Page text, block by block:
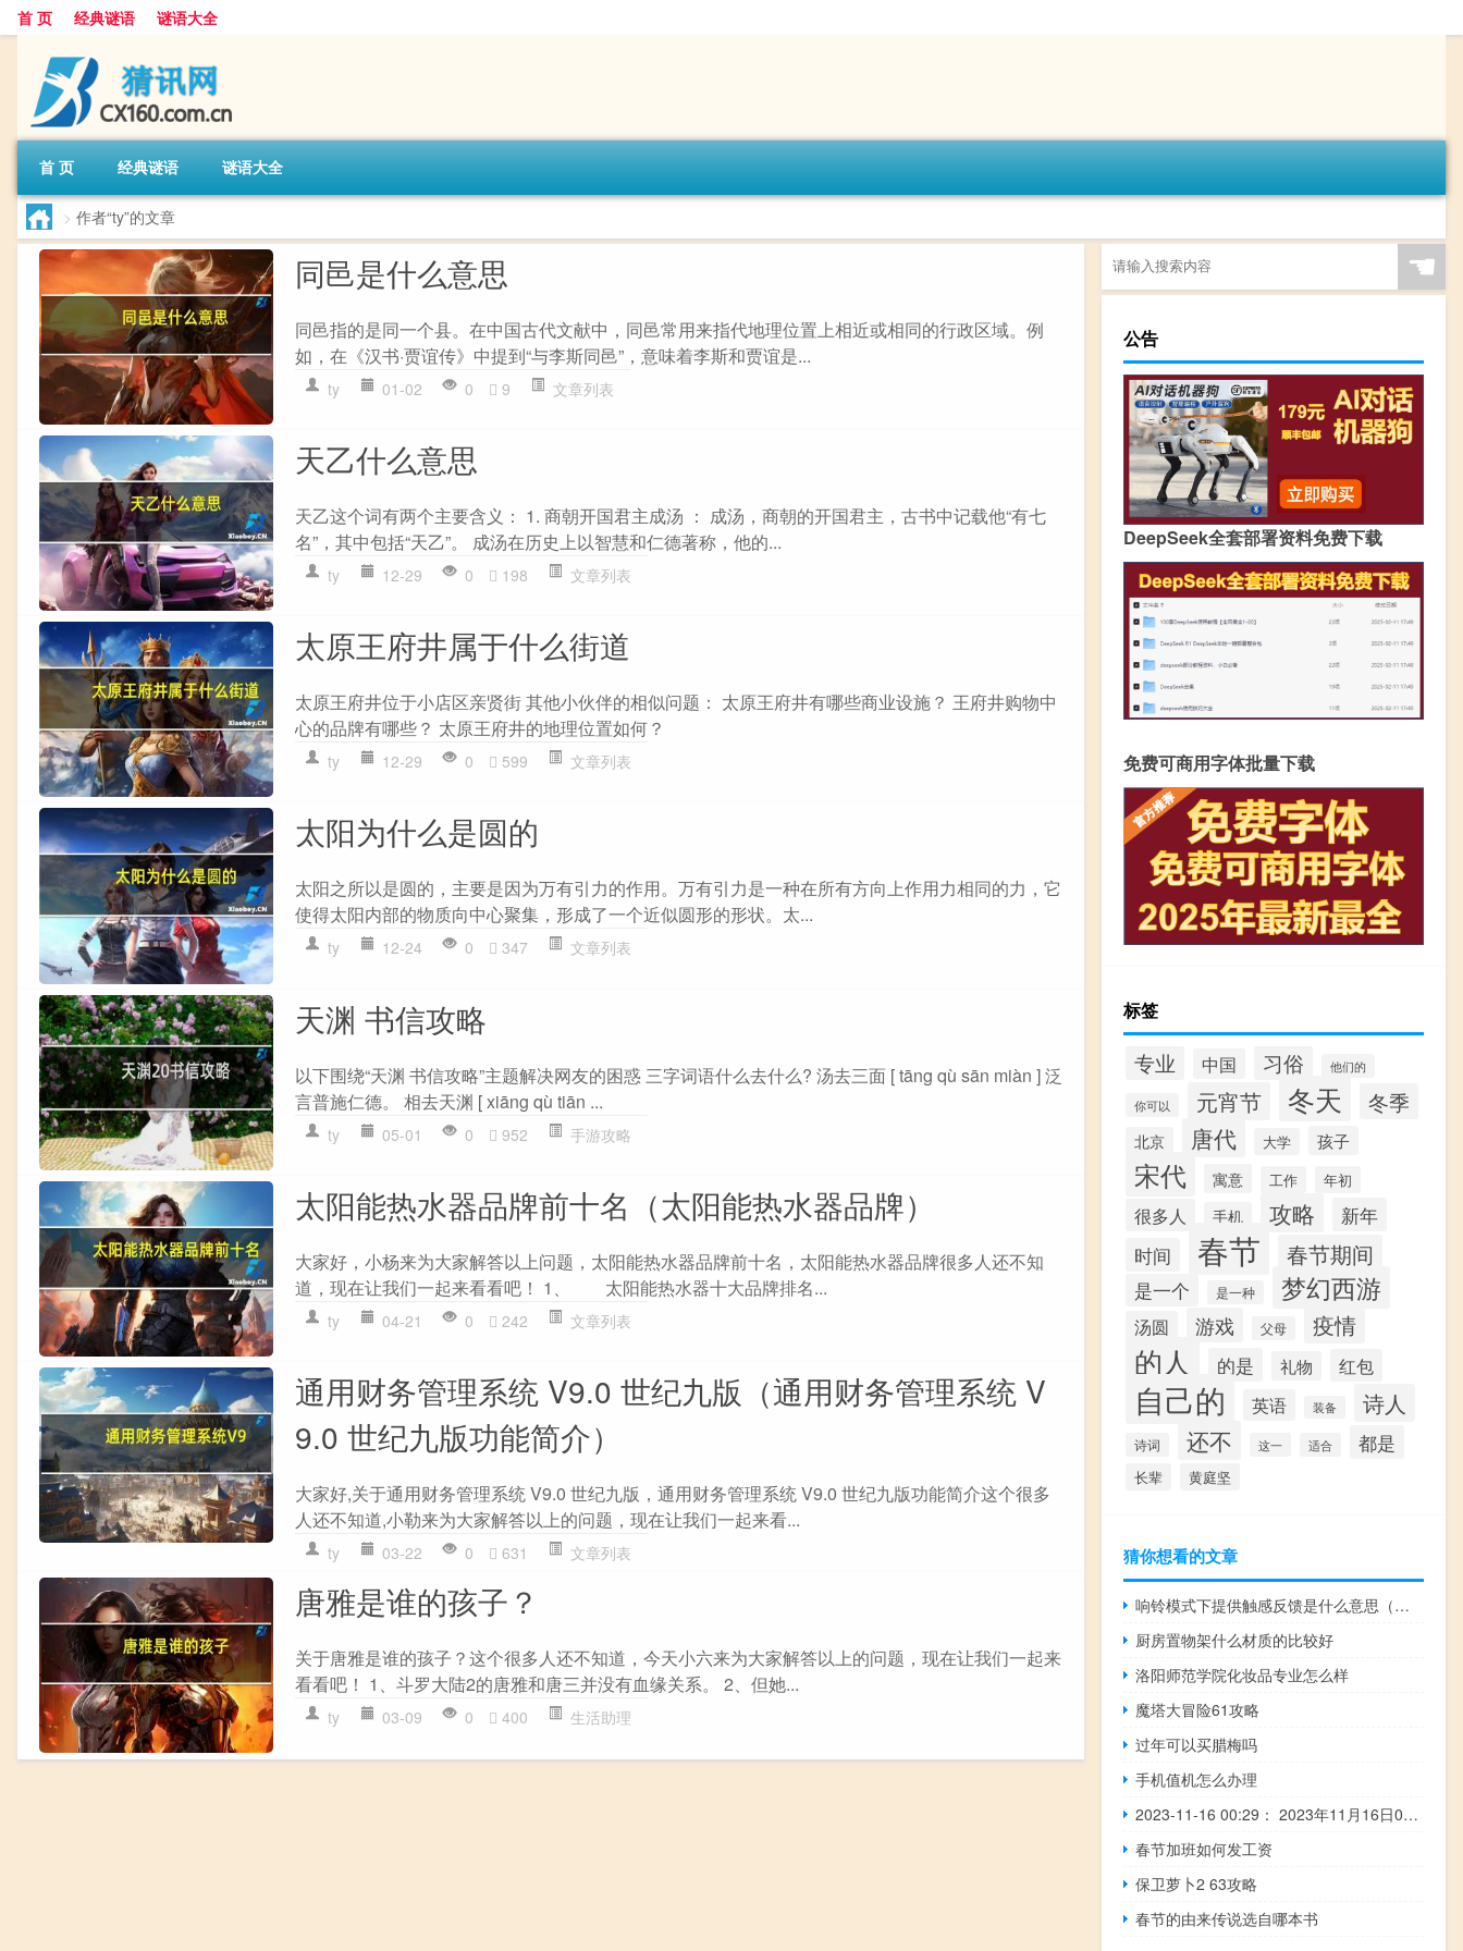
首 页 经典谜语 谜语大全
首 页 经典谜语 谜语大全
> 作者“ty”的文章
同邑是什么意思
同邑指的是同一个县。在中国古代文献中，同邑常用来指代地理位置上相近或相同的行政区域。例
如，在《汉书·贾谊传》中提到“与李斯同邑”，意味着李斯和贾谊是...
ty 01-02 0 9 文章列表
天乙什么意思
天乙这个词有两个主要含义： 1. 商朝开国君主成汤 ： 成汤，商朝的开国君主，古书中记载他“有七
名”，其中包括“天乙”。 成汤在历史上以智慧和仁德著称，他的...
ty 12-29 0 198 文章列表
太原王府井属于什么街道
太原王府井位于小店区亲贤街 其他小伙伴的相似问题： 太原王府井有哪些商业设施？ 王府井购物中
心的品牌有哪些？ 太原王府井的地理位置如何？
ty 12-29 0 599 文章列表
太阳为什么是圆的
太阳之所以是圆的，主要是因为万有引力的作用。万有引力是一种在所有方向上作用力相同的力，它
使得太阳内部的物质向中心聚集，形成了一个近似圆形的形状。太...
ty 12-24 0 347 文章列表
天渊 书信攻略
以下围绕“天渊 书信攻略”主题解决网友的困惑 三字词语什么去什么? 汤去三面 [ tāng qù sān miàn ] 泛
言普施仁德。 相去天渊 [ xiāng qù tiān ...
ty 05-01 0 952 手游攻略
太阳能热水器品牌前十名（太阳能热水器品牌）
大家好，小杨来为大家解答以上问题，太阳能热水器品牌前十名，太阳能热水器品牌很多人还不知
道，现在让我们一起来看看吧！ 1、 太阳能热水器十大品牌排名...
ty 04-21 0 242 文章列表
通用财务管理系统 V9.0 世纪九版（通用财务管理系统 V
9.0 世纪九版功能简介）
大家好,关于通用财务管理系统 V9.0 世纪九版，通用财务管理系统 V9.0 世纪九版功能简介这个很多
人还不知道,小勒来为大家解答以上的问题，现在让我们一起来看...
ty 03-22 0 631 文章列表
唐雅是谁的孩子？
关于唐雅是谁的孩子？这个很多人还不知道，今天小六来为大家解答以上的问题，现在让我们一起来
看看吧！ 1、斗罗大陆2的唐雅和唐三并没有血缘关系。 2、但她...
ty 03-09 0 400 生活助理
☚
公告
DeepSeek全套部署资料免费下载
免费可商用字体批量下载
标签
专业 中国 习俗 他们的
你可以 元宵节 冬天 冬季
北京 唐代 大学 孩子
宋代 寓意 工作 年初
很多人 手机 攻略
新年
时间
春节 春节期间
是一个 是一种 梦幻西游
汤圆 游戏 父母 疫情
的人 的是 礼物 红包
自己的 英语 装备 诗人
诗词 还不 这一 适合 都是
长辈 黄庭坚
猜你想看的文章
响铃模式下提供触感反馈是什么意思（反馈是什么意思）
厨房置物架什么材质的比较好
洛阳师范学院化妆品专业怎么样
魔塔大冒险61攻略
过年可以买腊梅吗
手机值机怎么办理
2023-11-16 00:29： 2023年11月16日0时19分，S55宁宣高速机场段由于降雨，花神庙枢纽至禄口机场限速80公里/小时。 ​​​
春节加班如何发工资
保卫萝卜2 63攻略
春节的由来传说选自哪本书